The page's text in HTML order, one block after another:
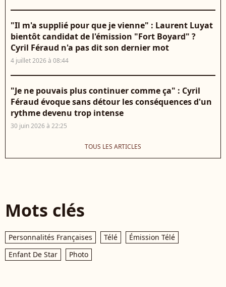
"Il m'a supplié pour que je vienne" : Laurent Luyat
bientôt candidat de l'émission "Fort Boyard" ?
Cyril Féraud n'a pas dit son dernier mot
4 juillet 2026 à 08:44
"Je ne pouvais plus continuer comme ça" : Cyril
Féraud évoque sans détour les conséquences d'un
rythme devenu trop intense
30 juin 2026 à 22:25
TOUS LES ARTICLES
Mots clés
Personnalités Françaises Télé
Émission Télé
Enfant De Star
Photo